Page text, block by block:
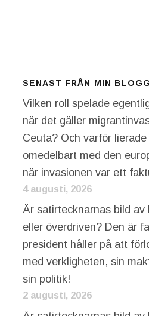
SENAST FRÅN MIN BLOGG
Vilken roll spelade
när det gäller
Ceuta? Och varför
omedelbart med den
när invasionen var ett
4 augusti, 2026
Är satirtecknarnas bild av
eller överdriven? Den är
president håller på att
med verkligheten, sin
sin politik!
2 augusti, 2026